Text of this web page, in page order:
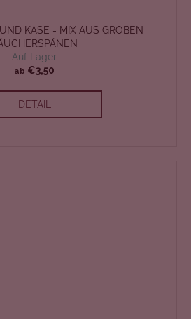
KÄSE - MIX AUS GROBEN
Auf Lager
ab €3,50
DETAIL